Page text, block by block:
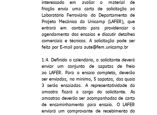
interessado em avaliar o material de
fricção envia uma carta de solicitação ao
Laboratório Ferroviário do Departamento de
Projeto Mecânico da Unicamp (LAFER), que
entrará em contato para providenciar o
agendamento dos ensaios e discutir detalhes
comerciais e técnicos. A solicitação pode ser
feita por E-mail para aute@fem.unicamp.br
1.4. Definido o calendário, o solicitante deverá
enviar um conjunto de sapatas de freio
ao LAFER. Para o ensaio completo, deverão
ser enviadas, no mínimo, 5 sapatas, das quais
3 serão ensaiadas. A representatividade da
amostra ficará a cargo do solicitante. As
amostras deverão ser acompanhadas de carta
de encaminhamento para ensaio. O LAFER
enviará um comprovante de recebimento do